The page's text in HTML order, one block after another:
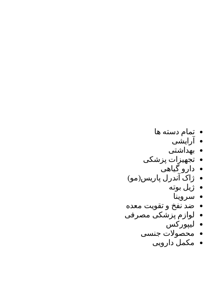
تمام دسته ها
آرایشی
بهداشتی
تجهیزات پزشکی
دارو گیاهی
ژاک آندرل پاریس(مو)
ژیل بوته
سروینا
ضد نفخ و تقویت معده
لوازم پزشکی مصرفی
لیپورکس
محصولات جنسی
مکمل دارویی